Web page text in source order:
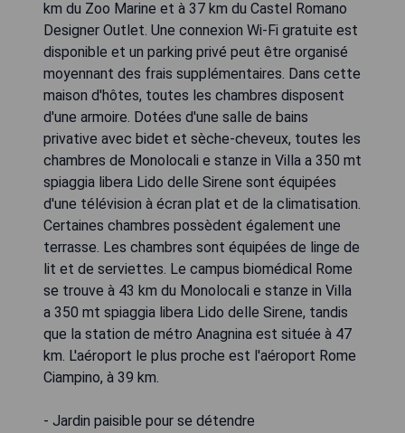
km du Zoo Marine et à 37 km du Castel Romano
Designer Outlet. Une connexion Wi-Fi gratuite est
disponible et un parking privé peut être organisé
moyennant des frais supplémentaires. Dans cette
maison d'hôtes, toutes les chambres disposent
d'une armoire. Dotées d'une salle de bains
privative avec bidet et sèche-cheveux, toutes les
chambres de Monolocali e stanze in Villa a 350 mt
spiaggia libera Lido delle Sirene sont équipées
d'une télévision à écran plat et de la climatisation.
Certaines chambres possèdent également une
terrasse. Les chambres sont équipées de linge de
lit et de serviettes. Le campus biomédical Rome
se trouve à 43 km du Monolocali e stanze in Villa
a 350 mt spiaggia libera Lido delle Sirene, tandis
que la station de métro Anagnina est située à 47
km. L'aéroport le plus proche est l'aéroport Rome
Ciampino, à 39 km.
- Jardin paisible pour se détendre